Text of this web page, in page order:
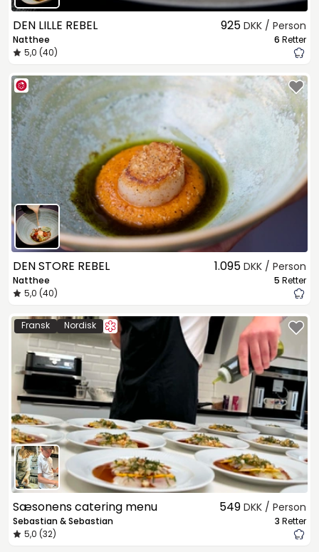
DEN LILLE REBEL
Natthee
5,0 (40)
925 DKK / Person
6 Retter
DEN STORE REBEL
Natthee
5,0 (40)
1.095 DKK / Person
5 Retter
Fransk Nordisk
Sæsonens catering menu
Sebastian & Sebastian
5,0 (32)
549 DKK / Person
3 Retter